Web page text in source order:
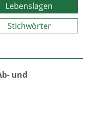
Lebenslagen
Stichwörter
und